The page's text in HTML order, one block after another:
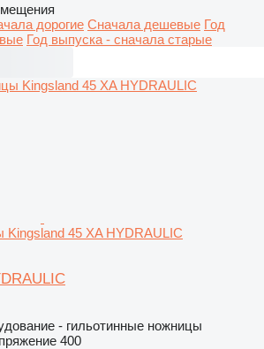
дорогие Сначала дешевые Год
Год выпуска - сначала старые
Kingsland 45 XA HYDRAULIC
- гильотинные ножницы
400